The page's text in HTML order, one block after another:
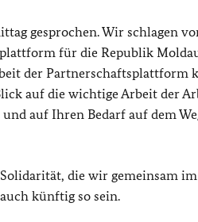
gesprochen. Wir schlagen
für die Republik
der Partnerschaftsplattform
auf die wichtige Arbeit der
auf Ihren Bedarf auf dem
die wir gemeinsam
künftig so sein.